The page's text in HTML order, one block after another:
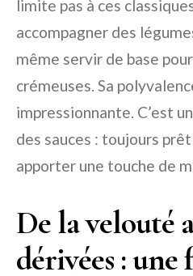
limite pas à ces
accompagner des
même servir de base
crémeuses. Sa
impressionnante. C’est
des sauces : toujours
apporter une touche de
De la velouté
dérivées :